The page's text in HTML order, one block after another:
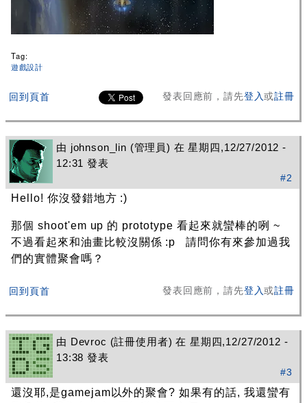
Tag:
遊戲設計
回到頁首 發表回應前，請先登入或註冊
由 johnson_lin (管理員) 在 星期四,12/27/2012 -
12:31 發表
#2
Hello! 你沒發錯地方 :)
那個 shoot'em up 的 prototype 看起來就蠻棒的咧 ~
不過看起來和油畫比較沒關係 :p 請問你有來參加過我
們的實體聚會嗎？
回到頁首 發表回應前，請先登入或註冊
由 Devroc (註冊使用者) 在 星期四,12/27/2012 -
13:38 發表
#3
還沒耶,是gamejam以外的聚會? 如果有的話, 我還蠻有